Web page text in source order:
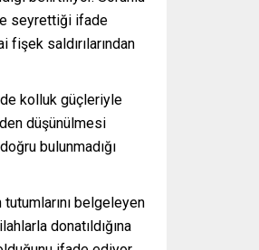
seyrettiği ifade
fişek saldırılarından
kolluk güçleriyle
düşünülmesi
bulunmadığı
belgeleyen
donatıldığına